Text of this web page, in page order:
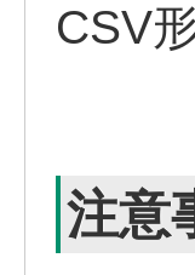
CSV
注意